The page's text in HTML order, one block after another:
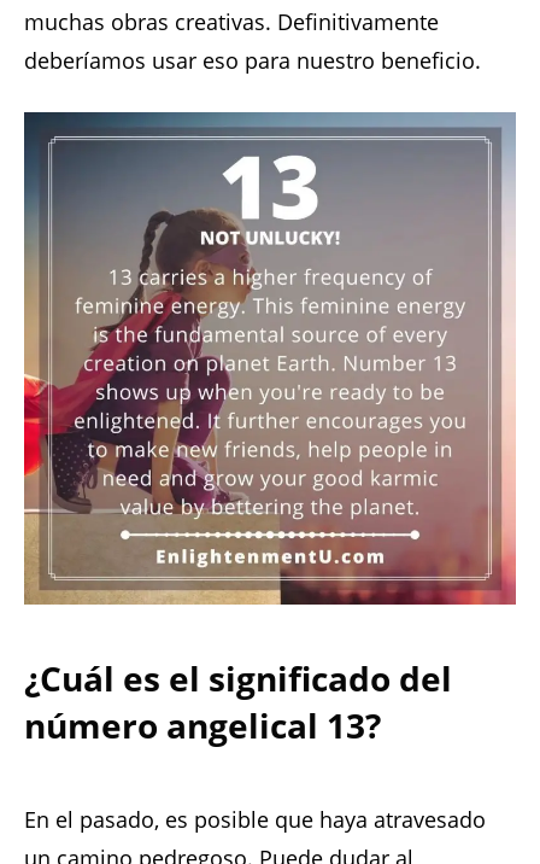
muchas obras creativas. Definitivamente
deberíamos usar eso para nuestro beneficio.
¿Cuál es el significado del
número angelical 13?
En el pasado, es posible que haya atravesado
un camino pedregoso. Puede dudar al